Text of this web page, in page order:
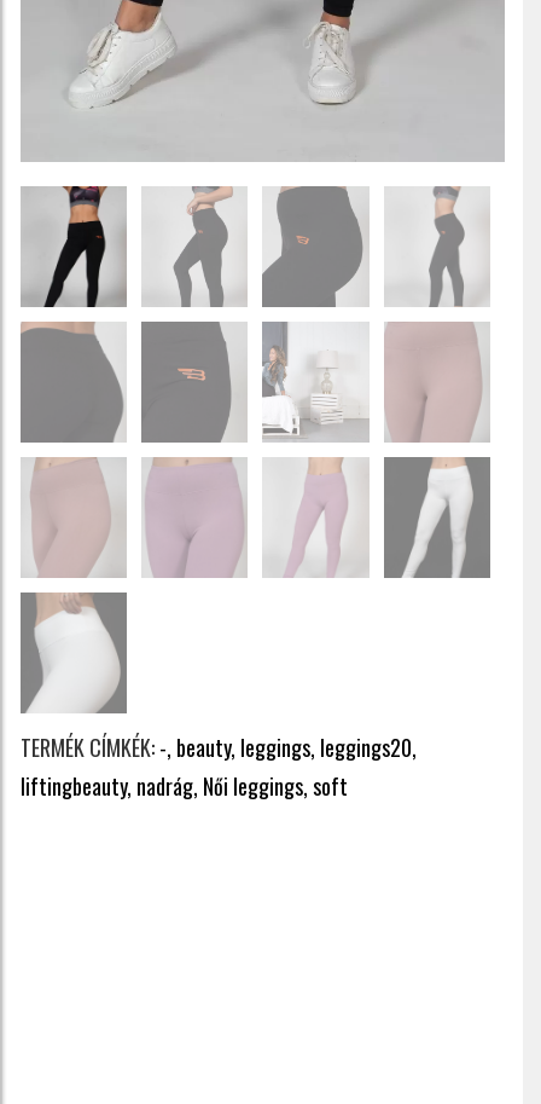
TERMÉK CÍMKÉK:-, beauty, leggings, leggings20,
liftingbeauty, nadrág, Női leggings,soft